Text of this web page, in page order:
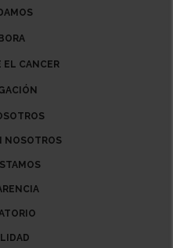
EL CANCER
NOSOTROS